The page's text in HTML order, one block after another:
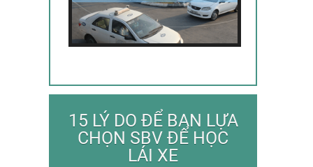
15 LÝ DO ĐỂ BẠN LỰA
CHỌN SBV ĐỂ HỌC
LÁI XE